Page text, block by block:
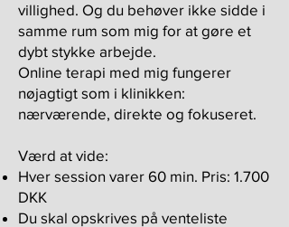
villighed. Og du behøver ikke sidde i
samme rum som mig for at gøre et
dybt stykke arbejde.
Online terapi med mig fungerer
nøjagtigt som i klinikken:
nærværende, direkte og fokuseret.
Værd at vide:
Hver session varer 60 min. Pris: 1.700
DKK
Du skal opskrives på venteliste